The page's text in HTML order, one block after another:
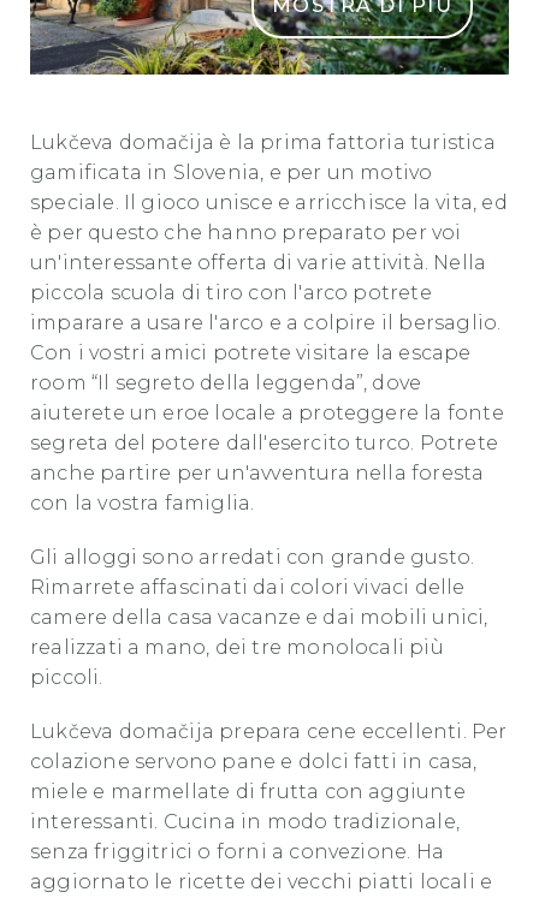
MOSTRA DI PIÙ
Lukčeva domačija è la prima fattoria turistica
gamificata in Slovenia, e per un motivo
speciale. Il gioco unisce e arricchisce la vita, ed
è per questo che hanno preparato per voi
un'interessante offerta di varie attività. Nella
piccola scuola di tiro con l'arco potrete
imparare a usare l'arco e a colpire il bersaglio.
Con i vostri amici potrete visitare la escape
room “Il segreto della leggenda”, dove
aiuterete un eroe locale a proteggere la fonte
segreta del potere dall'esercito turco. Potrete
anche partire per un'avventura nella foresta
con la vostra famiglia.
Gli alloggi sono arredati con grande gusto.
Rimarrete affascinati dai colori vivaci delle
camere della casa vacanze e dai mobili unici,
realizzati a mano, dei tre monolocali più
piccoli.
Lukčeva domačija prepara cene eccellenti. Per
colazione servono pane e dolci fatti in casa,
miele e marmellate di frutta con aggiunte
interessanti. Cucina in modo tradizionale,
senza friggitrici o forni a convezione. Ha
aggiornato le ricette dei vecchi piatti locali e